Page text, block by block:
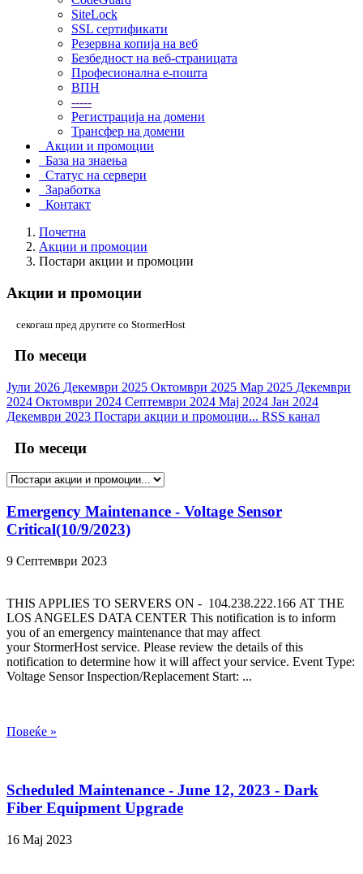
SiteLock
SSL сертификати
Резервна копија на веб
Безбедност на веб-страницата
Професионална е-пошта
ВПН
-----
Регистрација на домени
Трансфер на домени
Акции и промоции
База на знаења
Статус на сервери
Заработка
Контакт
Почетна
Акции и промоции
Постари акции и промоции
Акции и промоции
секогаш пред другите со StormerHost
По месеци
Јули 2026 Декември 2025 Октомври 2025 Мар 2025 Декември
2024 Октомври 2024 Септември 2024 Мај 2024 Јан 2024
Декември 2023 Постари акции и промоции... RSS канал
По месеци
Emergency Maintenance - Voltage Sensor
Critical(10/9/2023)
9 Септември 2023
THIS APPLIES TO SERVERS ON - 104.238.222.166 AT THE
LOS ANGELES DATA CENTER This notification is to inform
you of an emergency maintenance that may affect
your StormerHost service. Please review the details of this
notification to determine how it will affect your service. Event Type:
Voltage Sensor Inspection/Replacement Start: ...
Повеќе »
Scheduled Maintenance - June 12, 2023 - Dark
Fiber Equipment Upgrade
16 Мај 2023